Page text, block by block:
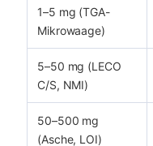
1–5 mg (TGA-
Mikrowaage)
5–50 mg (LECO
C/S, NMI)
50–500 mg
(Asche, LOI)